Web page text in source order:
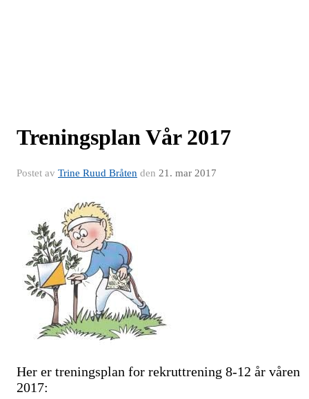
Treningsplan Vår 2017
Postet av Trine Ruud Bråten den 21. mar 2017
Her er treningsplan for rekruttrening 8-12 år våren
2017: